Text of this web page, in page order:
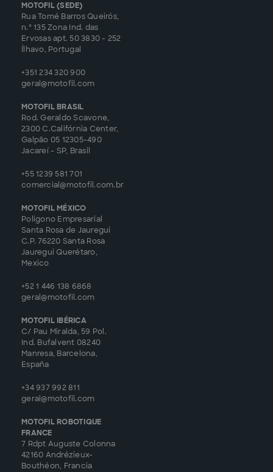
MOTOFIL (SEDE)
Rua Tomé Barros Queirós,
n.º 135 Zona Ind. das
Ervosas apt. 50 3830 - 252
Ílhavo, Portugal
+351 234 320 900
geral@motofil.com
MOTOFIL BRASIL
Rod. Geraldo Scavone,
2300 C.Califórnia Center,
Galpão 05 12305-490
Jacareí - SP, Brasil
+55 1239 581 701
comercial@motofil.com.br
MOTOFIL MÉXICO
Poligono Empresarial
Santa Rosa de Jauregui
C.P. 76220 Santa Rosa
Jauregui Querétaro,
Mexico
+52 1 446 138 6868
geral@motofil.com
MOTOFIL IBÉRICA
C/ Pau Miralda, 59 Pol.
Ind. Bufalvent 08240
Manresa, Barcelona,
España
+34 937 992 811
geral@motofil.com
MOTOFIL ROBOTIQUE
FRANCE
7 Rdpt Auguste Colonna
42160 Andrézieux-
Bouthéon, Francia